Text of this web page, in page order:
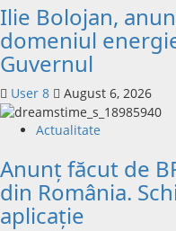
Ilie Bolojan,
domeniul
Guvernul
User 8 August 6, 2026
Actualitate
Anunț făcut de
din România.
aplicație